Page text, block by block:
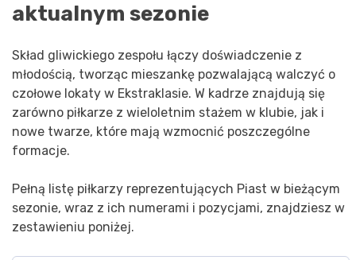
aktualnym sezonie
Skład gliwickiego zespołu łączy doświadczenie z
młodością, tworząc mieszankę pozwalającą walczyć o
czołowe lokaty w Ekstraklasie. W kadrze znajdują się
zarówno piłkarze z wieloletnim stażem w klubie, jak i
nowe twarze, które mają wzmocnić poszczególne
formacje.
Pełną listę piłkarzy reprezentujących Piast w bieżącym
sezonie, wraz z ich numerami i pozycjami, znajdziesz w
zestawieniu poniżej.